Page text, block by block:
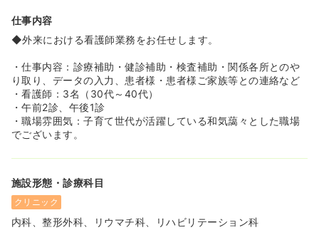
仕事内容
◆外来における看護師業務をお任せします。
・仕事内容：診療補助・健診補助・検査補助・関係各所とのや
り取り、データの入力、患者様・患者様ご家族等との連絡など
・看護師：3名（30代～40代）
・午前2診、午後1診
・職場雰囲気：子育て世代が活躍している和気藹々とした職場
でございます。
施設形態・診療科目
クリニック
内科、整形外科、リウマチ科、リハビリテーション科